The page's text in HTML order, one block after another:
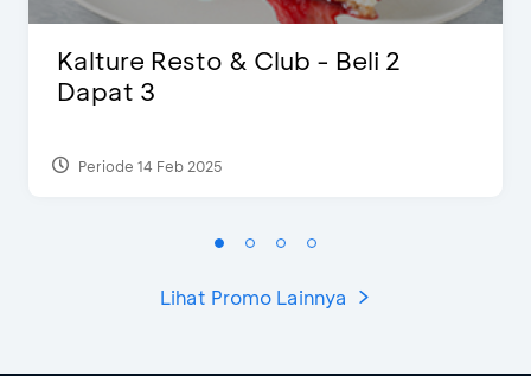
Kalture Resto & Club - Beli 2
Dapat 3
Periode 14 Feb 2025
Lihat Promo Lainnya